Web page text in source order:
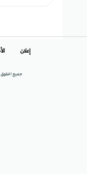
جميع
إعلان